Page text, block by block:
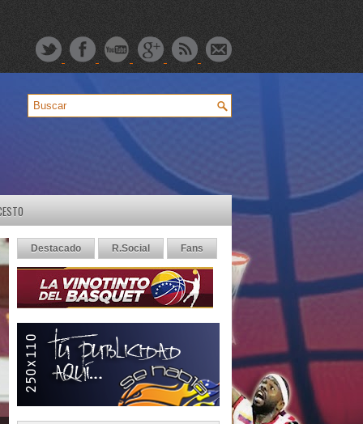
Destacado R.Social Fans